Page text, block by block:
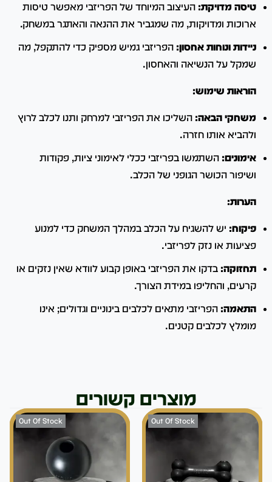
טיסה מדויקת: העיצוב המיוחד של הפריזבי מאפשר טיסות
ארוכות ומדויקות, מה שמגביר את ההנאה והאתגר במשחק.
ניידות ונוחות אחסון: הפריזבי גמיש מספיק כדי להתקפל, מה
שמקל על הנשיאה והאחסון.
הוראות שימוש:
משחקי הבאה: השליכו את הפריזבי למרחק ותנו לכלב לרוץ
ולהביא אותו חזרה.
אימונים: השתמשו בפריזבי ככלי לאימוני ציות, פקודות
ושיפור הכושר הגופני של הכלב.
הערות:
פיקוח: יש להשגיח על הכלב במהלך המשחק כדי למנוע
פציעות או נזק לפריזבי.
תחזוקה: בדקו את הפריזבי באופן קבוע לוודא שאין נזקים או
קרעים, והחליפו במידת הצורך.
התאמה: הפריזבי מתאים לכלבים בינוניים וגדולים; אינו
מומלץ לכלבים קטנים.
מוצרים קשורים
Out Of Stock
Out Of Stock